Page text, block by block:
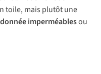
toile, mais plutôt une
imperméablesou